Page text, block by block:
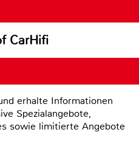
CarHifi
erhalte Informationen
Spezialangebote,
sowie limitierte Angebote